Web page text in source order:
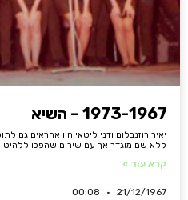
1973-1967 – השיא
ללא שם מוגדר אך עם שירים שהפכו
קרא עוד »
21/12/1967